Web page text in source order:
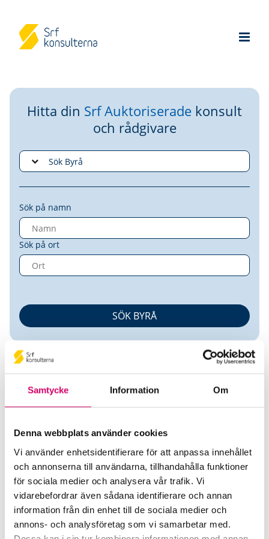
Samtycke Information Om
Denna webbplats använder cookies
Vi använder enhetsidentifierare för att anpassa innehållet
och annonserna till användarna, tillhandahålla funktioner
för sociala medier och analysera vår trafik. Vi
vidarebefordrar även sådana identifierare och annan
information från din enhet till de sociala medier och
annons- och analysföretag som vi samarbetar med.
Hitta din Srf Auktoriserade konsult
och rådgivare
Sök på namn
Sök på ort
Marielle Cederblad
Auktoriserad Redovisningskonsult
Ludvig & Co AB
Visby
Telefon